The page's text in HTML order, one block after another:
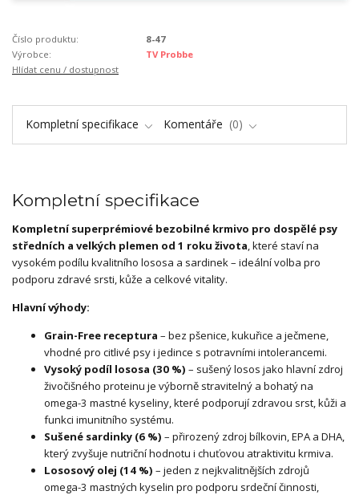
Číslo produktu:
8-47
Výrobce:
TV Probbe
Hlídat cenu / dostupnost
Kompletní specifikace Komentáře 0
Kompletní specifikace
Kompletní superprémiové bezobilné krmivo pro dospělé psy
středních a velkých plemen od 1 roku života, které staví na
vysokém podílu kvalitního lososa a sardinek – ideální volba pro
podporu zdravé srsti, kůže a celkové vitality.
Hlavní výhody:
Grain-Free receptura – bez pšenice, kukuřice a ječmene,
vhodné pro citlivé psy i jedince s potravními intolerancemi.
Vysoký podíl lososa (30 %) – sušený losos jako hlavní zdroj
živočišného proteinu je výborně stravitelný a bohatý na
omega-3 mastné kyseliny, které podporují zdravou srst, kůži a
funkci imunitního systému.
Sušené sardinky (6 %) – přirozený zdroj bílkovin, EPA a DHA,
který zvyšuje nutriční hodnotu i chuťovou atraktivitu krmiva.
Lososový olej (14 %) – jeden z nejkvalitnějších zdrojů
omega-3 mastných kyselin pro podporu srdeční činnosti,